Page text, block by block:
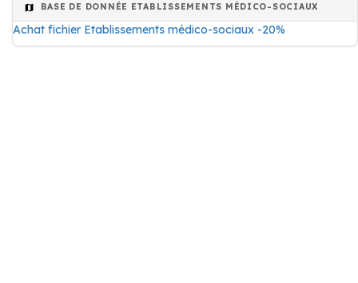
BASE DE DONNÉE ETABLISSEMENTS MÉDICO-SOCIAUX
Achat fichier Etablissements médico-sociaux -20%